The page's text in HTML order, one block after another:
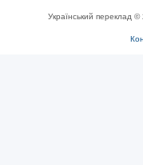
Український переклад